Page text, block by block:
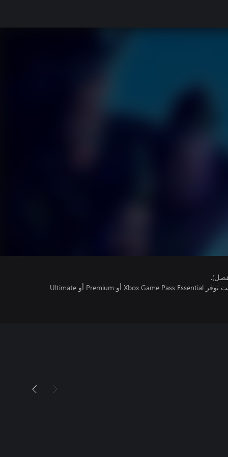
تتطلب اللعبة متعددة اللاعبين عبر الإنترنت توفر Xbox Game Pass Essential أو Premium أو Ultimate